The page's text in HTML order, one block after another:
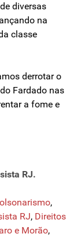
diversas
na
classe
derrotar o
Fardado nas
a fome e
RJ.
,
RJ, Direitos
e Morão,